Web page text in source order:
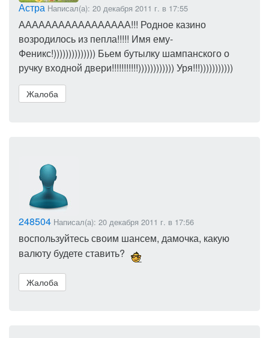
Астра Написал(а): 20 декабря 2011 г. в 17:55
ААААААААААААААААА!!! Родное казино
возродилось из пепла!!!!! Имя ему-
Феникс!)))))))))))))) Бьем бутылку шампанского о
ручку входной двери!!!!!!!!!!!)))))))))))) Уря!!!)))))))))))
Жалоба
248504 Написал(а): 20 декабря 2011 г. в 17:56
воспользуйтесь своим шансем, дамочка, какую
валюту будете ставить?
Жалоба